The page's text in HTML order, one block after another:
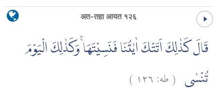
अत-तहा आयत १२६
قَالَ كَذٰلِكَ اَتَتْكَ اٰيٰتُنَا فَنَسِيْتَهَاۚ وَكَذٰلِكَ الْيَوْمَ
تُنْسٰى (طه:١٢٦ )